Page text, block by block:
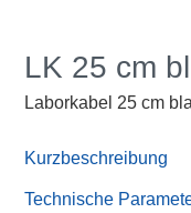
LK 25 cm bl
Laborkabel 25 cm
Kurzbeschreibung
Technische